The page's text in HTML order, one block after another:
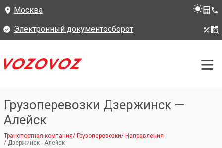
Москва
Электронный документооборот
Грузоперевозки Дзержинск —
Алейск
Транспортная компания/ Грузоперевозки/ Направления
/ Дзержинск - Алейск